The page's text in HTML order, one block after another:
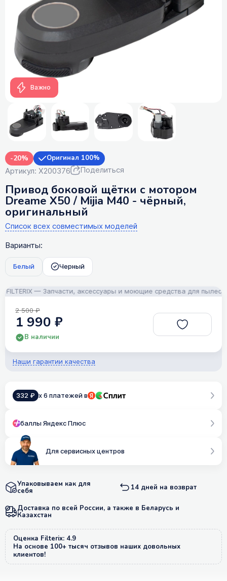
Важно
-20% Оригинал 100%
Артикул: X200376 Поделиться
Привод боковой щётки с мотором
Dreame X50 / Mijia M40 - чёрный,
оригинальный
Список всех совместимых моделей
Варианты:
Белый Черный
— Запчасти, аксессуары и моющие средства для
2 500 ₽
1 990 ₽
В наличии
Наши гарантии качества
332 ₽ x 6 платежей в
баллы Яндекс Плюс
Для сервисных центров
Упаковываем как для
себя 14 дней на возврат
Доставка по всей России, а также в Беларусь и
Казахстан
Оценка Filterix: 4.9
На основе 100+ тысяч отзывов наших довольных
клиентов!